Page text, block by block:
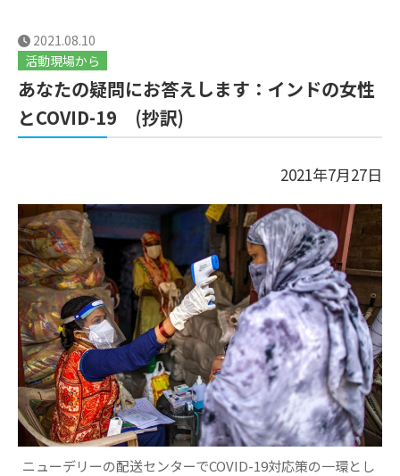
2021.08.10
活動現場から
あなたの疑問にお答えします：インドの女性
とCOVID-19 (抄訳)
2021年7月27日
ニューデリーの配送センターでCOVID-19対応策の一環とし